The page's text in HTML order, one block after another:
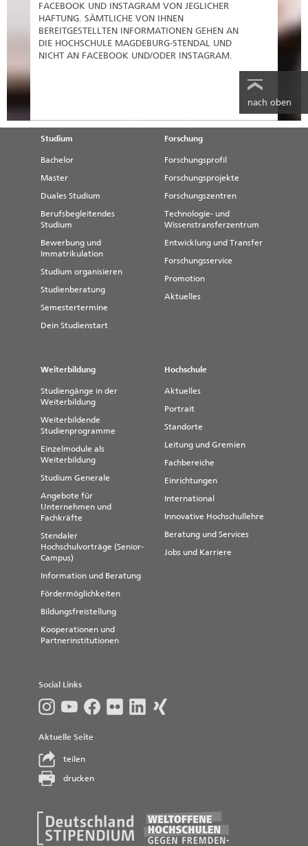
FACEBOOK UND INSTAGRAM VON JEGLICHER
HAFTUNG. SÄMTLICHE VON IHNEN
BEREITGESTELLTEN INFORMATIONEN GEHEN AN
DIE HOCHSCHULE MAGDEBURG-STENDAL UND
NICHT AN FACEBOOK UND/ODER INSTAGRAM.
nach oben
Studium
Bachelor
Master
Duales Studium
Berufsbegleitendes
Studium
Bewerbung und
Immatrikulation
Studium organisieren
Studienberatung
Semestertermine
Dein Studienstart
Forschung
Forschungsprofil
Forschungsprojekte
Forschungszentren
Technologie- und
Wissenstransferzentrum
Entwicklung und Transfer
Forschungsservice
Promotion
Aktuelles
Weiterbildung
Studiengänge in der
Weiterbildung
Weiterbildende
Studienprogramme
Einzelmodule als
Weiterbildung
Studium Generale
Angebote für
Unternehmen und
Fachkräfte
Stendaler
Hochschulvorträge (Senior-
Campus)
Information und Beratung
Fördermöglichkeiten
Bildungsfreistellung
Kooperationen und
Partnerinstitutionen
Hochschule
Aktuelles
Portrait
Standorte
Leitung und Gremien
Fachbereiche
Einrichtungen
International
Innovative Hochschullehre
Beratung und Services
Jobs und Karriere
Social Links
Aktuelle Seite
teilen
drucken